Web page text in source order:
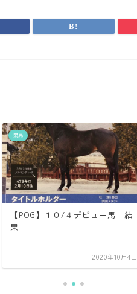
競馬
【POG】１０/４デビュー馬 結
果
2020年10月4日